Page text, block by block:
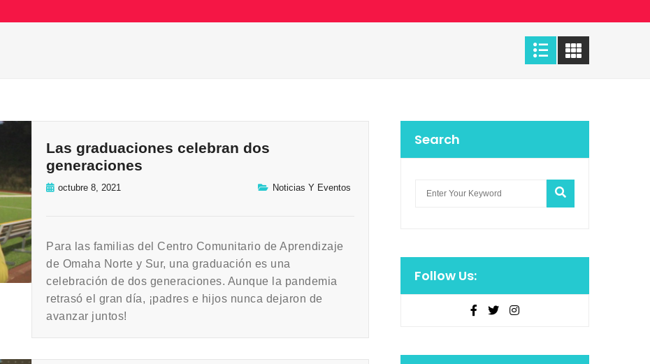
Las graduaciones celebran dos
generaciones
octubre 8, 2021 Noticias Y Eventos
Para las familias del Centro Comunitario de Aprendizaje
de Omaha Norte y Sur, una graduación es una
celebración de dos generaciones. Aunque la pandemia
retrasó el gran día, ¡padres e hijos nunca dejaron de
avanzar juntos!
Search
Follow Us: